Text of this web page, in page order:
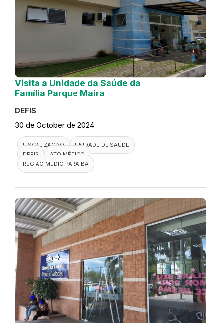
Visita a Unidade da Saúde da
Família Parque Maira
DEFIS
30 de October de 2024
FISCALIZAÇÃO
UNIDADE DE SAÚDE
DEFIS
ATO MÉDICO
REGIAO MEDIO PARAIBA